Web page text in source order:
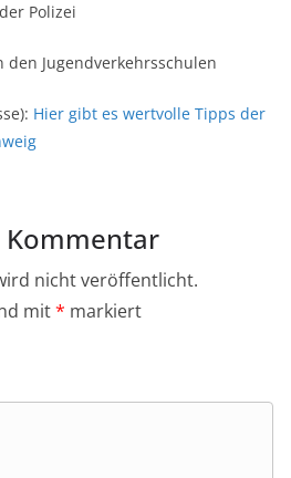
Polizei
den Jugendverkehrsschulen
Hier gibt es wertvolle Tipps der
Kommentar
nicht veröffentlicht.
mit* markiert